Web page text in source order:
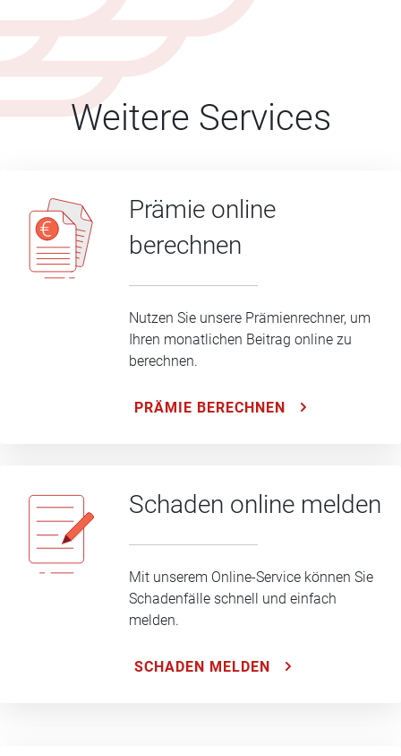
Weitere Services
Prämie online
berechnen
Nutzen Sie unsere Prämienrechner, um
Ihren monatlichen Beitrag online zu
berechnen.
PRÄMIE BERECHNEN
Schaden online melden
Mit unserem Online-Service können Sie
Schadenfälle schnell und einfach
melden.
SCHADEN MELDEN